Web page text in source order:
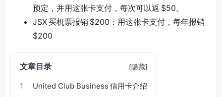
预定，并用这张卡支付，每次可以返 $50。
JSX 买机票报销 $200：用这张卡支付，每年报销
$200
文章目录 [隐藏]
1
United Club Business 信用卡介绍